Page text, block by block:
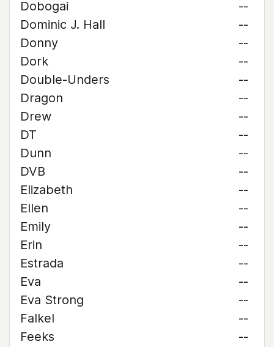
Dobogai
--
Dominic J. Hall
--
Donny
--
Dork
--
Double-Unders
--
Dragon
--
Drew
--
DT
--
Dunn
--
DVB
--
Elizabeth
--
Ellen
--
Emily
--
Erin
--
Estrada
--
Eva
--
Eva Strong
--
Falkel
--
Feeks
--